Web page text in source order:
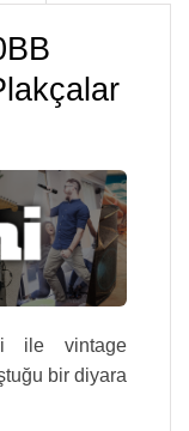
ile vintage
bir diyara